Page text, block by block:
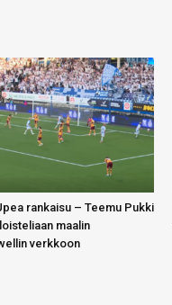
rankaisu – Teemu Pukki
maalin
verkkoon